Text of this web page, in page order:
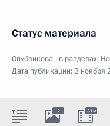
Статус материала
Опубликован в разделах:
Дата публикации:3 ноября
2 31м